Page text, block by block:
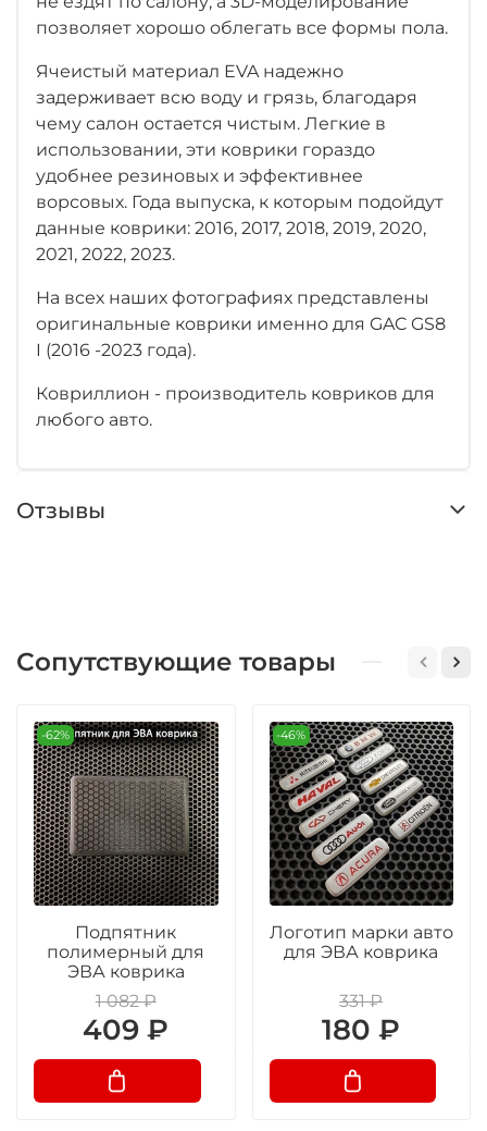
позволяет хорошо облегать все формы пола.
Ячеистый материал EVA надежно
задерживает всю воду и грязь, благодаря
чему салон остается чистым. Легкие в
использовании, эти коврики гораздо
удобнее резиновых и эффективнее
ворсовых. Года выпуска, к которым подойдут
данные коврики: 2016, 2017, 2018, 2019, 2020,
2021, 2022, 2023.
На всех наших фотографиях представлены
оригинальные коврики именно для GAC GS8
I (2016 -2023 года).
Ковриллион - производитель ковриков для
любого авто.
Отзывы
Сопутствующие товары
-62%
Подпятник
полимерный для
ЭВА коврика
1 082 ₽
409 ₽
-46%
Логотип марки авто
для ЭВА коврика
331 ₽
180 ₽